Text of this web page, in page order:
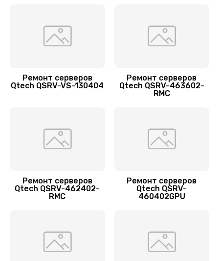
Ремонт материнской платы
Замена блока питания
Замена материнской платы
Установка/Настройка RAID-массива, SCSI
Ремонт серверов
Qtech QSRV-VS-130404
Ремонт серверов
Qtech QSRV-463602-
RMC
Ремонт серверов
Qtech QSRV-462402-
RMC
Ремонт серверов
Qtech QSRV-
460402GPU